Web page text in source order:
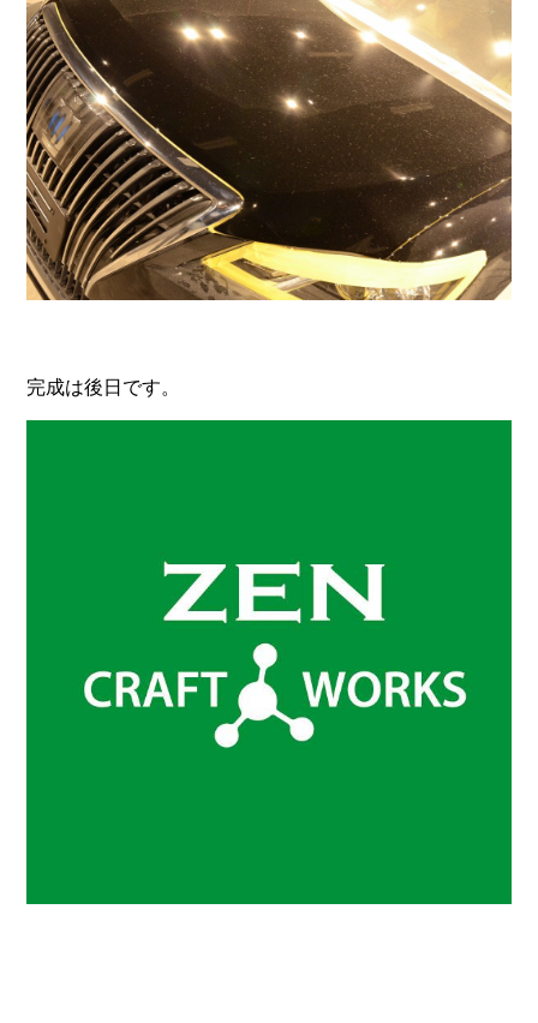
完成は後日です。